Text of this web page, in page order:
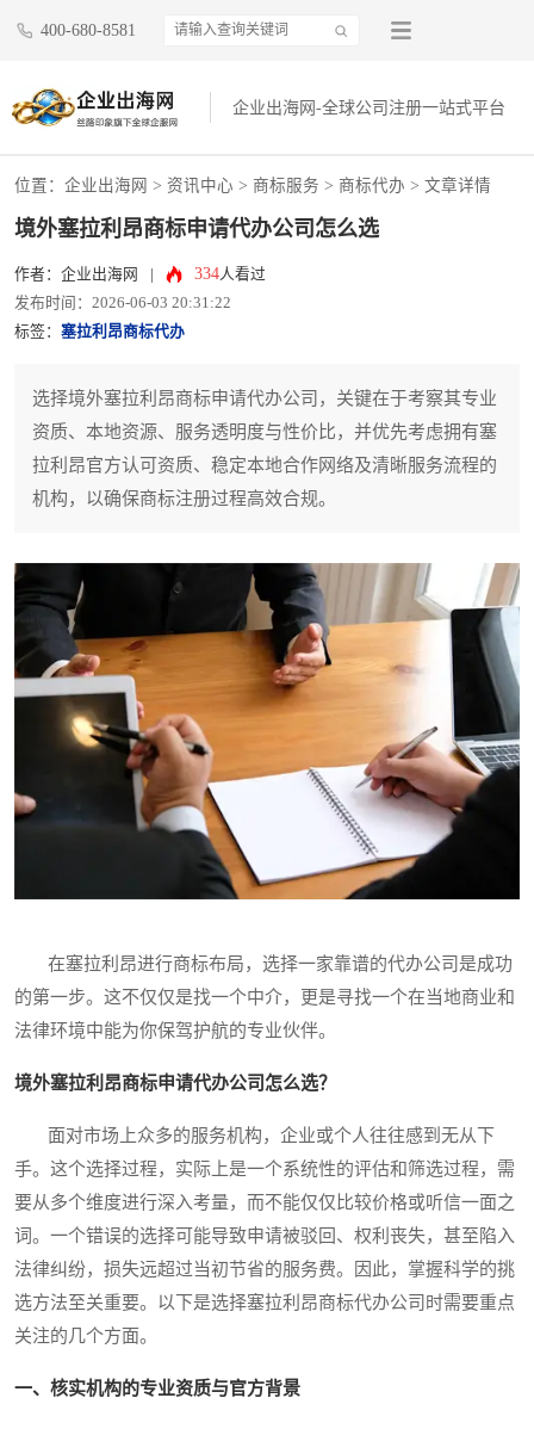
400-680-8581
企业出海网-全球公司注册一站式平台
位置： 企业出海网 > 资讯中心 > 商标服务 > 商标代办 > 文章详情
境外塞拉利昂商标申请代办公司怎么选
作者：企业出海网 334人看过
发布时间：2026-06-03 20:31:22
标签： 塞拉利昂商标代办
选择境外塞拉利昂商标申请代办公司，关键在于考察其专业
资质、本地资源、服务透明度与性价比，并优先考虑拥有塞
拉利昂官方认可资质、稳定本地合作网络及清晰服务流程的
机构，以确保商标注册过程高效合规。
在塞拉利昂进行商标布局，选择一家靠谱的代办公司是成功
的第一步。这不仅仅是找一个中介，更是寻找一个在当地商业和
法律环境中能为你保驾护航的专业伙伴。
境外塞拉利昂商标申请代办公司怎么选？
面对市场上众多的服务机构，企业或个人往往感到无从下
手。这个选择过程，实际上是一个系统性的评估和筛选过程，需
要从多个维度进行深入考量，而不能仅仅比较价格或听信一面之
词。一个错误的选择可能导致申请被驳回、权利丧失，甚至陷入
法律纠纷，损失远超过当初节省的服务费。因此，掌握科学的挑
选方法至关重要。以下是选择塞拉利昂商标代办公司时需要重点
关注的几个方面。
一、核实机构的专业资质与官方背景